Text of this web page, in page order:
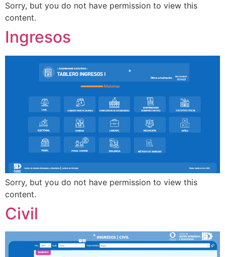
Sorry, but you do not have permission to view this
content.
Ingresos
Sorry, but you do not have permission to view this
content.
Civil